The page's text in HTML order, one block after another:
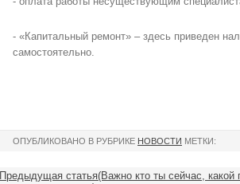
- «Капитальный ремонт» – здесь приведен
самостоятельно.
ОПУБЛИКОВАНО В РУБРИКЕ НОВОСТИ МЕТКИ:
Предыдущая статья(Важно кто ты сейчас, какой